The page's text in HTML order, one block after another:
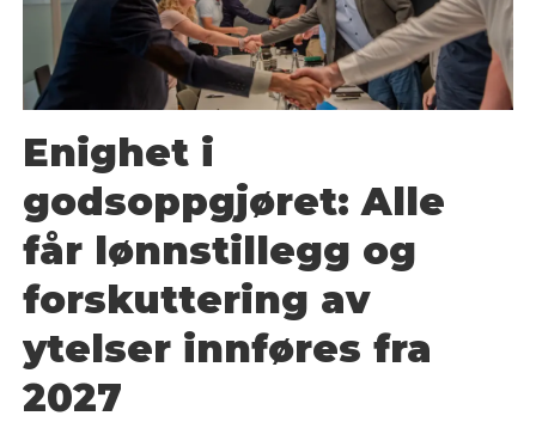
Enighet i
godsoppgjøret: Alle
får lønnstillegg og
forskuttering av
ytelser innføres fra
2027